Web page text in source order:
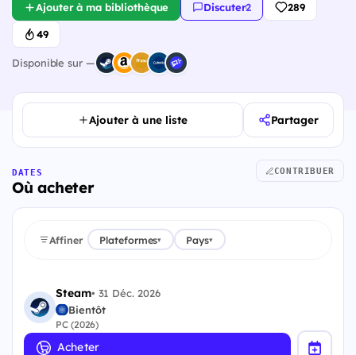
Ajouter à ma bibliothèque Discuter·2 289
49
Disponible sur —
Ajouter à une liste Partager
DATES
Où acheter
CONTRIBUER
Affiner Plateformes▾ Pays▾
Steam• 31 Déc. 2026
Bientôt
PC (2026)
Acheter